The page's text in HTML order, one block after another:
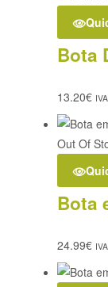
Bota
13.20€
Out Of
Bota
24.99€